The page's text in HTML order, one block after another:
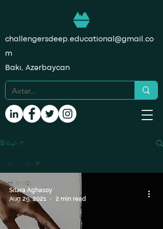
challengersdeep.educational@gmail.co
m
Bakı, Azərbaycan
Bloqlar
Hamısı
Data
Science
Statistika
Dil
Hamısı
Sitara Aghasoy
Aug 29, 2021
2 min read